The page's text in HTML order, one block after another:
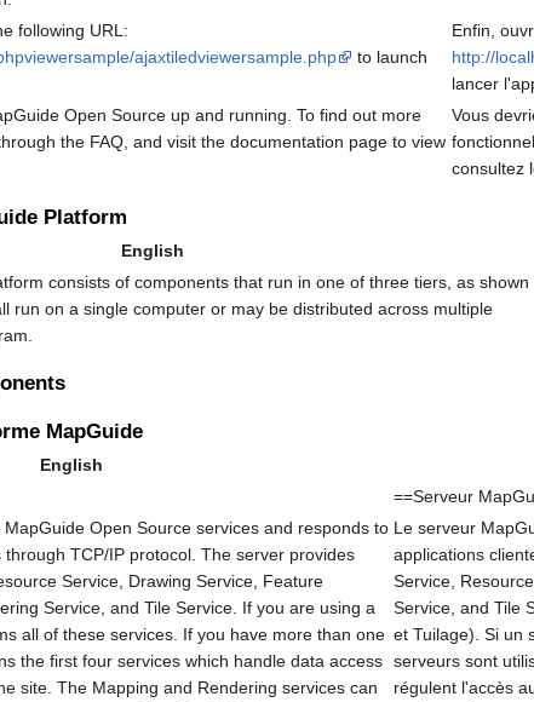
following URL:
ajaxtiledviewersample.php
to launch
Enfin,
http://
lancer
Open Source up and running. To find out more
the FAQ, and visit the documentation page to view
Vous
consultez
Platform
English
consists of components that run in one of three tiers, as shown
run on a single computer or may be distributed across multiple
MapGuide
English
==Serveur
Open Source services and responds to
TCP/IP protocol. The server provides
Service, Drawing Service, Feature
Service, and Tile Service. If you are using a
all of these services. If you have more than one
the first four services which handle data access
site. The Mapping and Rendering services can
Le serveur
applications
Service,
Service, and Tile
et Tuilage). Si un
serveurs sont
régulent l'accès